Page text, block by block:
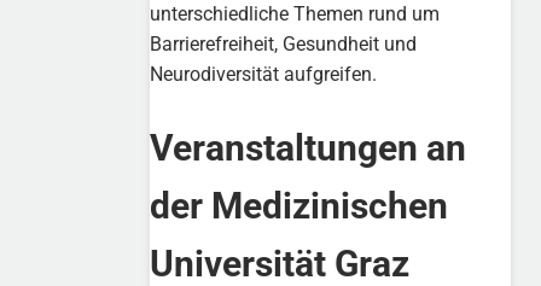
unterschiedliche Themen rund um
Barrierefreiheit, Gesundheit und
Neurodiversität aufgreifen.
Veranstaltungen an
der Medizinischen
Universität Graz